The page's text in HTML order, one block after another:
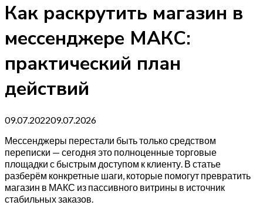
Как раскрутить магазин в
мессенджере МАКС:
практический план
действий
09.07.202209.07.2026
Мессенджеры перестали быть только средством
переписки — сегодня это полноценные торговые
площадки с быстрым доступом к клиенту. В статье
разберём конкретные шаги, которые помогут превратить
магазин в МАКС из пассивного витрины в источник
стабильных заказов.